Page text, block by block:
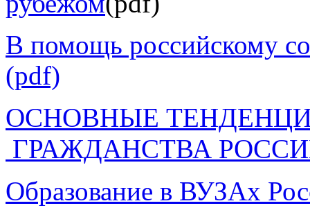
В помощь российскому
(pdf)
ОСНОВНЫЕ
ГРАЖДАНСТВА
Образование в ВУЗАх